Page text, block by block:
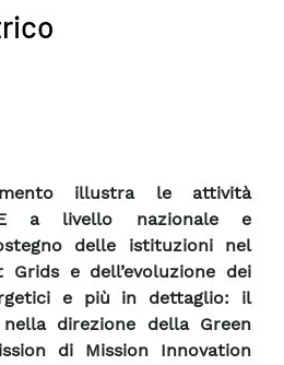
illustra le attività
a livello nazionale e
delle istituzioni nel
e dell’evoluzione dei
e più in dettaglio: il
direzione della Green
di Mission Innovation